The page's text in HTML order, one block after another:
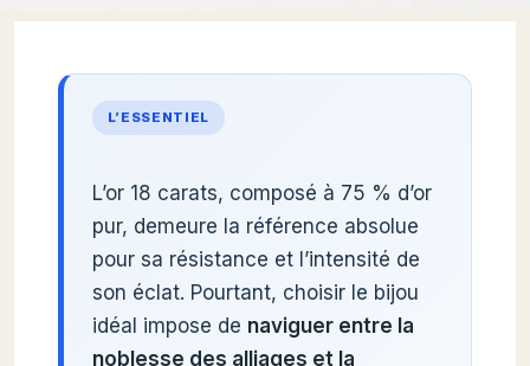
L’ESSENTIEL
L’or 18 carats, composé à 75 % d’or
pur, demeure la référence absolue
pour sa résistance et l’intensité de
son éclat. Pourtant, choisir le bijou
idéal impose de naviguer entre la
noblesse des alliages et la